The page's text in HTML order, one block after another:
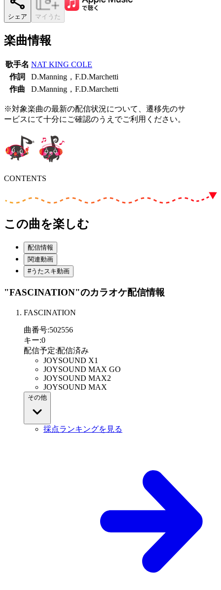
シェア マイうた
楽曲情報
歌手名 NAT KING COLE
作詞
D.Manning，F.D.Marchetti
作曲
D.Manning，F.D.Marchetti
※対象楽曲の最新の配信状況について、遷移先のサ
ービスにて十分にご確認のうえでご利用ください。
CONTENTS
この曲を楽しむ
配信情報
関連動画
#うたスキ動画
"FASCINATION"のカラオケ配信情報
FASCINATION
曲番号:502556
キー:0
配信予定:配信済み
JOYSOUND X1
JOYSOUND MAX GO
JOYSOUND MAX2
JOYSOUND MAX
その他
採点ランキングを見る